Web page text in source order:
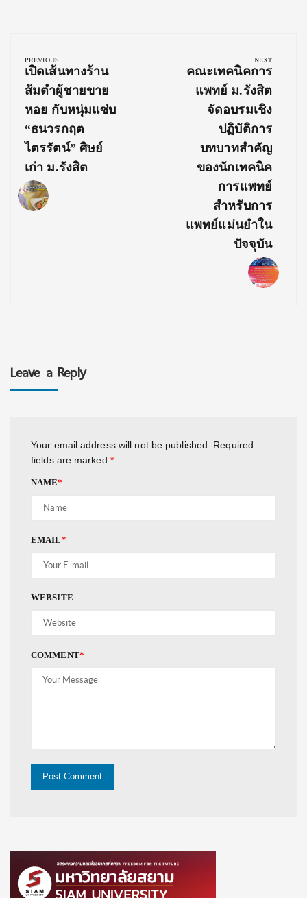
navigation
PREVIOUS
Previous
Post:
เปิดเส้นทางร้าน
ส้มตำผู้ชายขาย
หอย กับหนุ่มแซ่บ
“ธนวรกฤต
ไตรรัตน์” ศิษย์
เก่า ม.รังสิต
NEXT
Next
Post:
คณะเทคนิคการ
แพทย์ ม.รังสิต
จัดอบรมเชิง
ปฏิบัติการ
บทบาทสำคัญ
ของนักเทคนิค
การแพทย์
สำหรับการ
แพทย์แม่นยำใน
ปัจจุบัน
Leave a Reply
Your email address will not be published.
Required
fields are marked *
NAME*
EMAIL*
WEBSITE
COMMENT*